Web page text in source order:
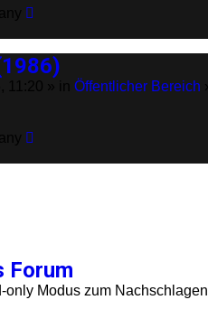
Öffentlicher Bereich
Forum
Modus zum Nachschlagen